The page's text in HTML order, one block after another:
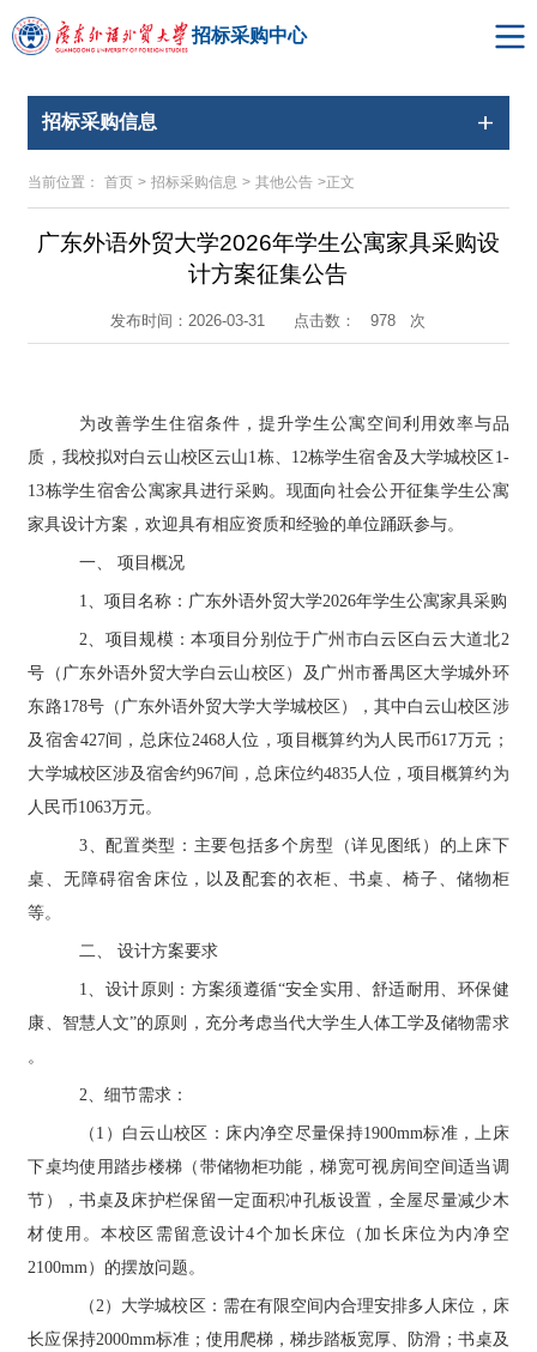
招标采购中心
招标采购信息
当前位置： 首页 > 招标采购信息 > 其他公告 >正文
广东外语外贸大学2026年学生公寓家具采购设
计方案征集公告
发布时间：2026-03-31 点击数： 978 次
为改善学生住宿条件，提升学生公寓空间利用效率与品
质，我校拟对白云山校区云山1栋、12栋学生宿舍及大学城校区1-
13栋学生宿舍公寓家具进行采购。现面向社会公开征集学生公寓
家具设计方案，欢迎具有相应资质和经验的单位踊跃参与。
一、
项目概况
1、项目名称：广东外语外贸大学2026年学生公寓家具采购
2、项目规模：本项目分别位于广州市白云区白云大道北2
号（广东外语外贸大学白云山校区）及广州市番禺区大学城外环
东路178号（广东外语外贸大学大学城校区），其中白云山校区涉
及宿舍427间，总床位2468人位，项目概算约为人民币617万元；
大学城校区涉及宿舍约967间，总床位约4835人位，项目概算约为
人民币1063万元。
3、配置类型：主要包括多个房型 （详见图纸）的上床下
桌、无障碍宿舍床位，以及配套的衣柜、书桌、椅子、储物柜
等。
二、
设计方案要求
1、设计原则：方案须遵循“安全实用、舒适耐用、环保健
康、智慧人文”的原则，充分考虑当代大学生人体工学及储物需求
。
2、细节需求：
（1 ）白云山校区：床内净空尽量保持1900mm标准，上床
下桌均使用踏步楼梯（带储物柜功能，梯宽可视房间空间适当调
节），书桌及床护栏保留一定面积冲孔板设置，全屋尽量减少木
材使用。本校区需留意设计4个加长床位（加长床位为内净空
2100mm）的摆放问题。
（2）大学城校区：需在有限空间内合理安排多人床位，床
长应保持2000mm标准；使用爬梯，梯步踏板宽厚、防滑；书桌及